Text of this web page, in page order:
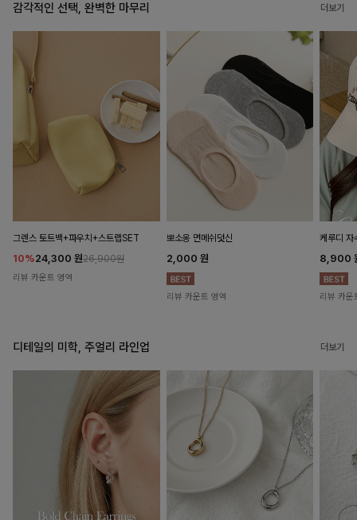
감각적인 선택, 완벽한 마무리 더보기
그렌스 토트백+파우치+스트랩SET
10%24,300 원26,900원
리뷰 카운트 영역
뽀소옹 면메쉬덧신
2,000 원
리뷰 카운트 영역
케루디 자
8,900
리뷰 카운
디테일의 미학, 주얼리 라인업 더보기